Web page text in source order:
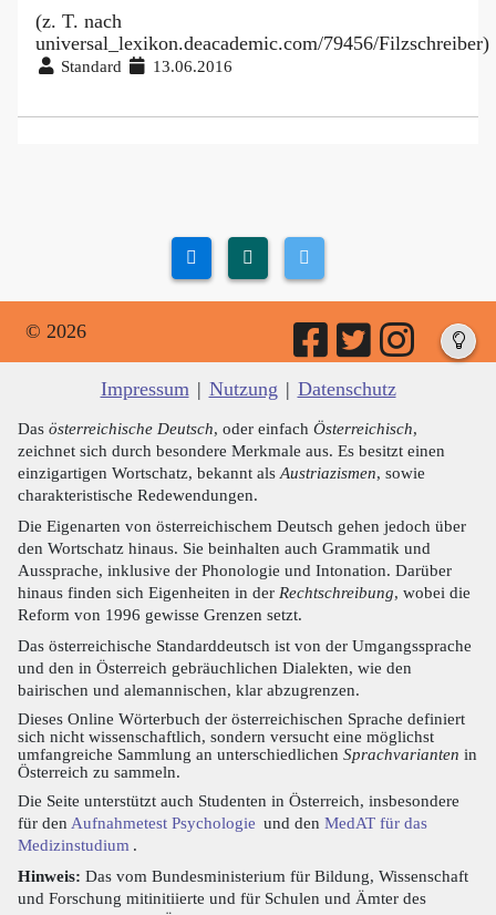
(z. T. nach
universal_lexikon.deacademic.com/79456/Filzschreiber)
Standard 13.06.2016
© 2026
Impressum | Nutzung | Datenschutz
Das österreichische Deutsch, oder einfach Österreichisch,
zeichnet sich durch besondere Merkmale aus. Es besitzt einen
einzigartigen Wortschatz, bekannt als Austriazismen, sowie
charakteristische Redewendungen.
Die Eigenarten von österreichischem Deutsch gehen jedoch über
den Wortschatz hinaus. Sie beinhalten auch Grammatik und
Aussprache, inklusive der Phonologie und Intonation. Darüber
hinaus finden sich Eigenheiten in der Rechtschreibung, wobei die
Reform von 1996 gewisse Grenzen setzt.
Das österreichische Standarddeutsch ist von der Umgangssprache
und den in Österreich gebräuchlichen Dialekten, wie den
bairischen und alemannischen, klar abzugrenzen.
Dieses Online Wörterbuch der österreichischen Sprache definiert
sich nicht wissenschaftlich, sondern versucht eine möglichst
umfangreiche Sammlung an unterschiedlichen Sprachvarianten in
Österreich zu sammeln.
Die Seite unterstützt auch Studenten in Österreich, insbesondere
für den Aufnahmetest Psychologie und den MedAT für das
Medizinstudium .
Hinweis: Das vom Bundesministerium für Bildung, Wissenschaft
und Forschung mitinitiierte und für Schulen und Ämter des